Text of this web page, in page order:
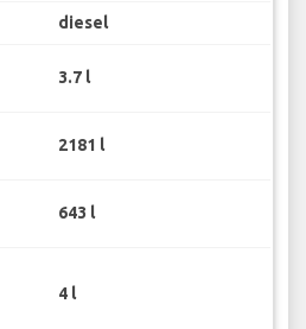
diesel
3.7 l
2181 l
643 l
4 l